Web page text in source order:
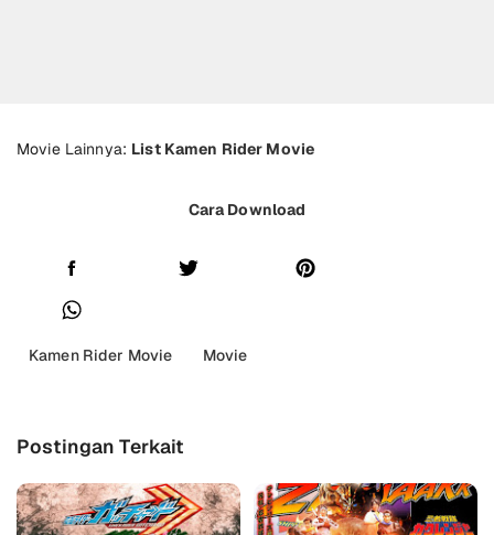
Movie Lainnya: List Kamen Rider Movie
Cara Download
Kamen Rider Movie Movie
Postingan Terkait